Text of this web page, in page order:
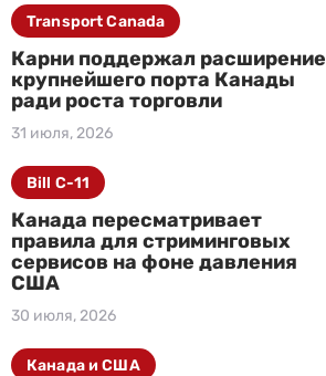
Карни поддержал расширение
крупнейшего порта Канады
ради роста торговли
31 июля, 2026
Transport Canada
Канада пересматривает
правила для стриминговых
сервисов на фоне давления
США
30 июля, 2026
Bill C-11
Канада и США